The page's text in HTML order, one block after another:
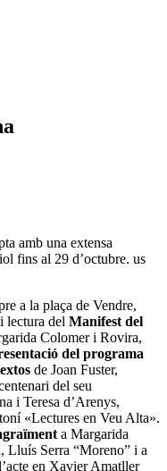
amb una extensa
fins al 29 d’octubre. us
a la plaça de Vendre,
i lectura del Manifest del
Colomer i Rovira,
del programa
de Joan Fuster,
del seu
i Teresa d’Arenys,
«Lectures en Veu Alta».
a Margarida
Lluís Serra “Moreno” i a
en Xavier Amatller